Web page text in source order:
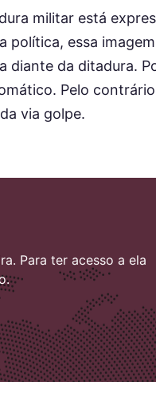
militar está
política, essa
diante da ditadura.
Pelo
via golpe.
Para ter acesso a ela